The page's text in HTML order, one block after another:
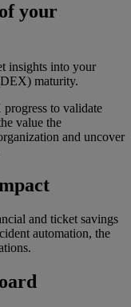
your
insights into your
maturity.
to validate
value the
and uncover
and ticket savings
automation, the